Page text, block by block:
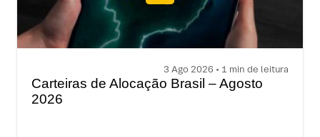
3 Ago 2026 • 1 min de leitura
Carteiras de Alocação Brasil – Agosto
2026